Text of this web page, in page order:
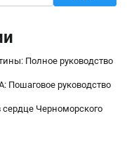
Полное руководство
Пошаговое руководство
сердце Черноморского